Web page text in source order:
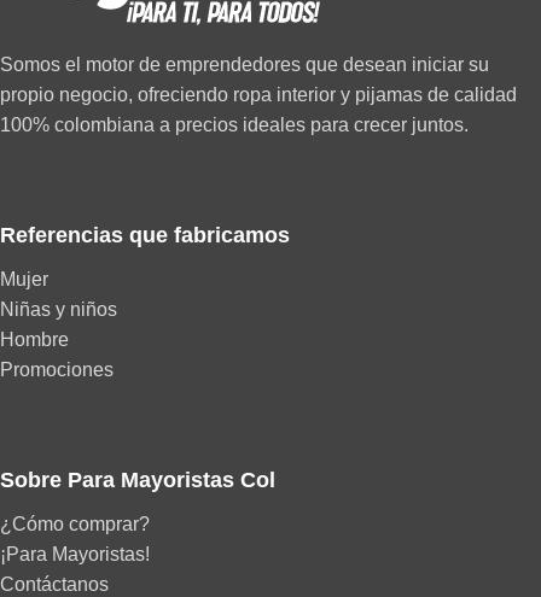
Somos el motor de emprendedores que desean iniciar su
propio negocio, ofreciendo ropa interior y pijamas de calidad
100% colombiana a precios ideales para crecer juntos.
Referencias que fabricamos
Mujer
Niñas y niños
Hombre
Promociones
Sobre Para Mayoristas Col
¿Cómo comprar?
¡Para Mayoristas!
Contáctanos